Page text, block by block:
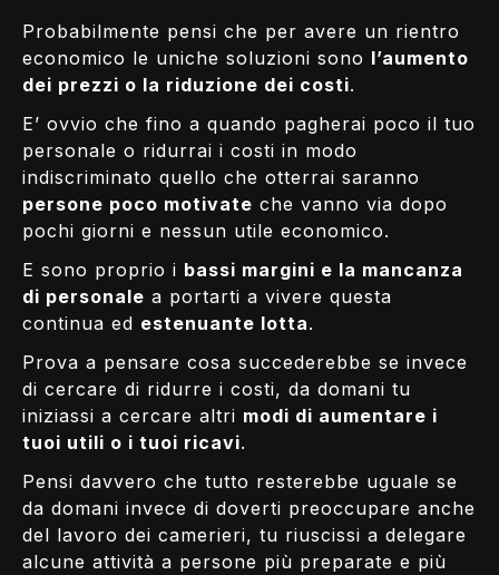
Probabilmente pensi che per avere un rientro
economico le uniche soluzioni sono l’aumento
dei prezzi o la riduzione dei costi.
E’ ovvio che fino a quando pagherai poco il tuo
personale o ridurrai i costi in modo
indiscriminato quello che otterrai saranno
persone poco motivate che vanno via dopo
pochi giorni e nessun utile economico.
E sono proprio i bassi margini e la mancanza
di personale a portarti a vivere questa
continua ed estenuante lotta.
Prova a pensare cosa succederebbe se invece
di cercare di ridurre i costi, da domani tu
iniziassi a cercare altri modi di aumentare i
tuoi utili o i tuoi ricavi.
Pensi davvero che tutto resterebbe uguale se
da domani invece di doverti preoccupare anche
del lavoro dei camerieri, tu riuscissi a delegare
alcune attività a persone più preparate e più